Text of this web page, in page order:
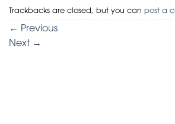
Trackbacks are closed, but you can post a
← Previous
Next →